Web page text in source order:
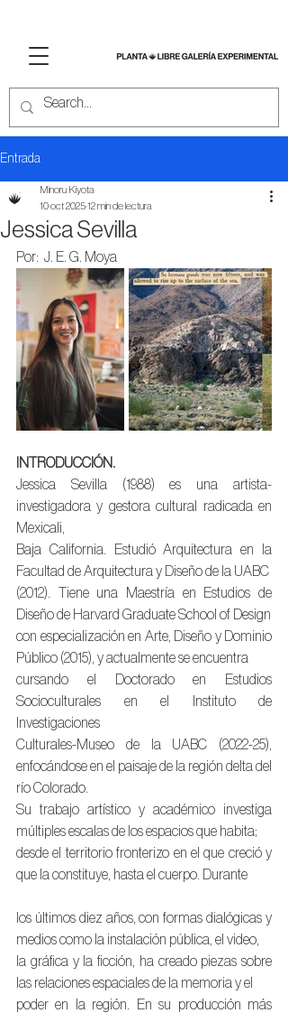
Entrada
Jessica Sevilla
Minoru Kiyota
10 oct 202512 min de lectura
Por:  J. E. G. Moya
INTRODUCCIÓN.
Jessica Sevilla (1988) es una artista-
investigadora y gestora cultural radicada en
Mexicali,
Baja California. Estudió Arquitectura en la
Facultad de Arquitectura y Diseño de la UABC
(2012). Tiene una Maestría en Estudios de
Diseño de Harvard Graduate School of Design
con especialización en Arte, Diseño y Dominio
Público (2015), y actualmente se encuentra
cursando el Doctorado en Estudios
Socioculturales en el Instituto de
Investigaciones
Culturales-Museo de la UABC (2022-25),
enfocándose en el paisaje de la región delta del
río Colorado.
Su trabajo artístico y académico investiga
múltiples escalas de los espacios que habita;
desde el territorio fronterizo en el que creció y
que la constituye, hasta el cuerpo. Durante
los últimos diez años, con formas dialógicas y
medios como la instalación pública, el video,
la gráfica y la ficción, ha creado piezas sobre
las relaciones espaciales de la memoria y el
poder en la región. En su producción más